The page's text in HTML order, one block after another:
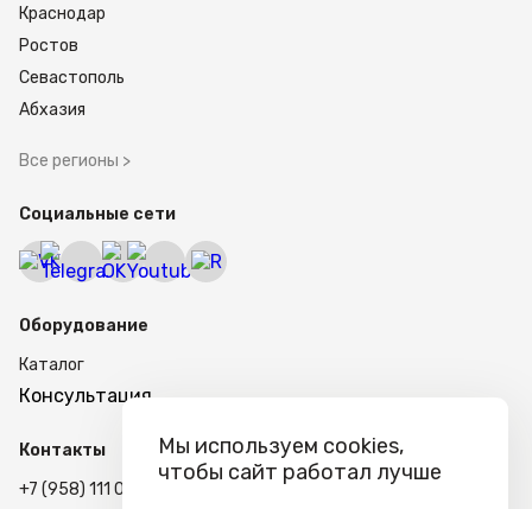
Краснодар
Ростов
Севастополь
Абхазия
Все регионы >
Социальные сети
Оборудование
Каталог
Консультация
Контакты
+7 (958) 111 02-87
Мы используем cookies,
чтобы сайт работал лучше